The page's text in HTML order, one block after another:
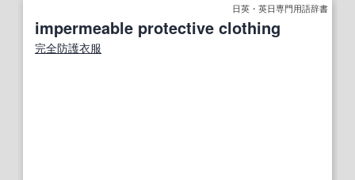
日英・英日専門用語辞書
impermeable protective clothing
完全防護衣服